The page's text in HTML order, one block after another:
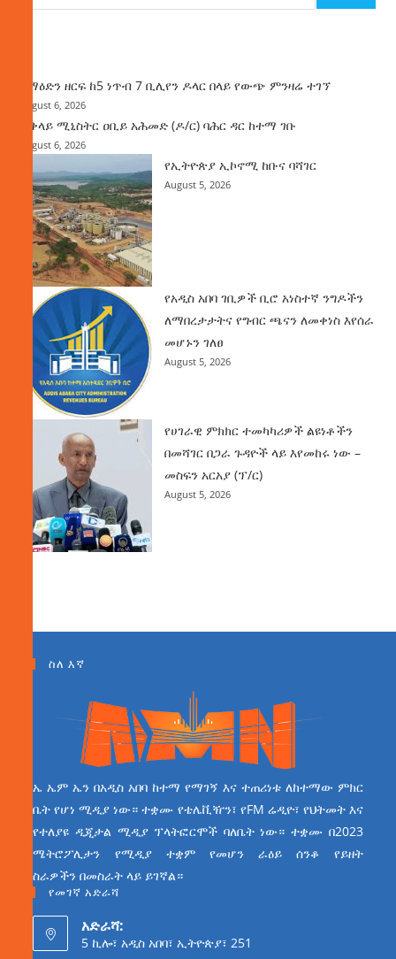
ከማዕድን ዘርፍ ከ5 ነጥብ 7 ቢሊየን ዶላር በላይ የውጭ ምንዛሬ ተገኘ
August 6, 2026
ጠቅላይ ሚኒስትር ዐቢይ አሕመድ (ዶ/ር) ባሕር ዳር ከተማ ገቡ
August 6, 2026
የኢትዮጵያ ኢኮኖሚ ከቡና ባሻገር
August 5, 2026
የአዲስ አበባ ገቢዎች ቢሮ አነስተኛ ንግዶችን
ለማበረታታትና የግብር ጫናን ለመቀነስ እየሰራ
መሆኑን ገለፀ
August 5, 2026
የሀገራዊ ምክክር ተመካካሪዎች ልዩነቶችን
በመሻገር በጋራ ጉዳዮች ላይ እየመከሩ ነው –
መስፍን አርአያ (ፕ/ር)
August 5, 2026
ስለ እኛ
ኤ ኤም ኤን በአዲስ አበባ ከተማ የማገኝ እና ተጠሪነቱ ለከተማው ምክር
ቤት የሆነ ሚዲያ ነው። ተቋሙ የቴሌቪዥን፣ የFM ሬዲዮ፣ የህትመት እና
የተለያዩ ዲጂታል ሚዲያ ፕላትፎርሞች ባለቤት ነው። ተቋሙ በ2023
ሜትሮፖሊታን የሚዲያ ተቋም የመሆን ራዕይ ሰንቆ የይዘት
ስራዎችን በመስራት ላይ ይገኛል።
የመገኛ አድራሻ
አድራሻ:
5 ኪሎ፣ አዲስ አበባ፣ ኢትዮጵያ፣ 251